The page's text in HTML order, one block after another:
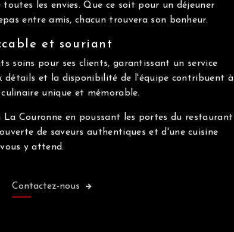
les envies. Que ce soit pour un déjeuner
entre amis, chacun trouvera son bonheur.
et souriant
soins pour ses clients, garantissant un service
et la disponibilité de l'équipe contribuent à
unique et mémorable.
La Couronne en poussant les portes du restaurant
de saveurs authentiques et d'une cuisine
y attend.
Contactez-nous